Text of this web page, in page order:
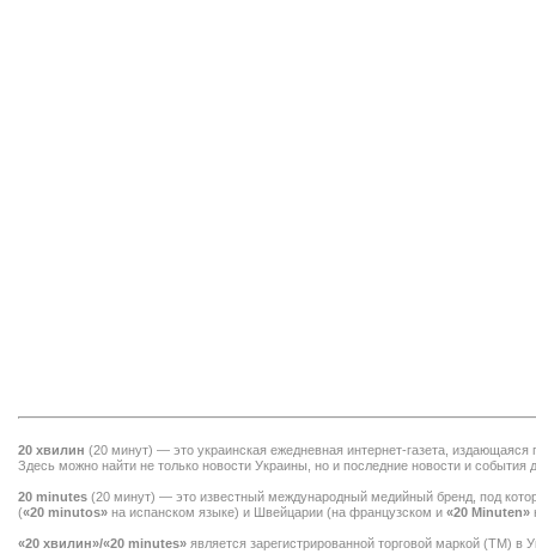
20 хвилин (20 минут) — это украинская ежедневная интернет-газета,
Здесь можно найти не только новости Украины , но и последние новости и
20 minutes (20 минут) — это известный международный медийный бренд, под
(«20 minutos» на испанском языке) и Швейцарии (на французском и «20 Minuten»
«20 хвилин»/«20 minutes» является зарегистрированной торговой маркой (TM)